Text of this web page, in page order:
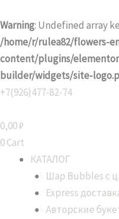
Warning: Undefined array
/home/r/rulea82/flowers-
content/plugins/
builder/widgets/site-
к
содержимому
+7(926)477-82-74
0,00₽
0Cart
КАТАЛОГ
Шар Bubbles с
Express
Авторские
Количество
Цветы
в
коробке